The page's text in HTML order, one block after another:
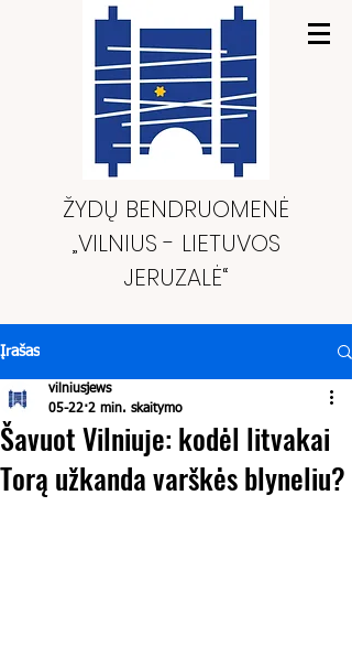
ŽYDŲ BENDRUOMENĖ
„VILNIUS - LIETUVOS
JERUZALĖ“
Įrašas
Šavuot Vilniuje: kodėl litvakai
Torą užkanda varškės blyneliu?
vilniusjews
05-22 2 min. skaitymo